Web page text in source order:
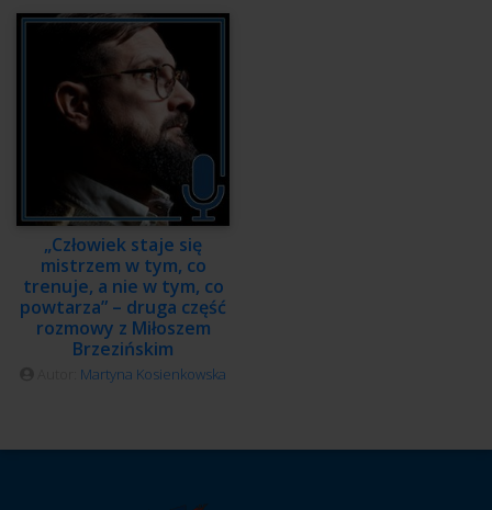
„Człowiek staje się
mistrzem w tym, co
trenuje, a nie w tym, co
powtarza” – druga część
rozmowy z Miłoszem
Brzezińskim
Martyna Kosienkowska